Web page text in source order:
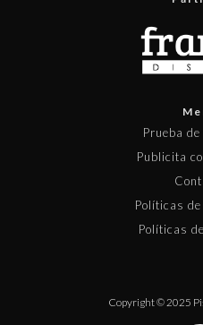
Prueba
Publicita
Políticas
Políticas
Copyright © 2025